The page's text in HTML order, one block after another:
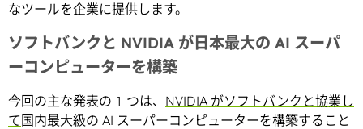
なツールを企業に提供します。
ソフトバンクと NVIDIA が日本最大の AI スーパ
ーコンピューターを構築
今回の主な発表の 1 つは、 NVIDIA がソフトバンクと協業し
て 国内最大級の AI スーパーコンピューターを構築すること